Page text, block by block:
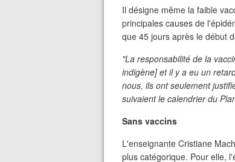
Il désigne même la faible
principales causes de
que 45 jours après le début
"La responsabilité de la
indigène] et il y a eu un
nous, ils ont seulement
suivaient le calendrier du
Sans vaccins
L'enseignante Cristiane
plus catégorique. Pour elle,